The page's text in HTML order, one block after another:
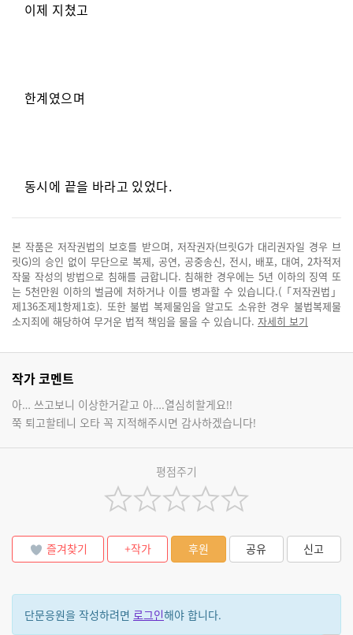
이제 지쳤고
한계였으며
동시에 끝을 바라고 있었다.
본 작품은 저작권법의 보호를 받으며, 저작권자(브릿G가 대리권자일 경우 브
릿G)의 승인 없이 무단으로 복제, 공연, 공중송신, 전시, 배포, 대여, 2차적저
작물 작성의 방법으로 침해를 금합니다. 침해한 경우에는 5년 이하의 징역 또
는 5천만원 이하의 벌금에 처하거나 이를 병과할 수 있습니다.(「저작권법」
제136조제1항제1호). 또한 불법 복제물임을 알고도 소유한 경우 불법복제물
소지죄에 해당하여 무거운 법적 책임을 물을 수 있습니다. 자세히 보기
작가 코멘트
아… 쓰고보니 이상한거같고 아….열심히할게요!!
쭉 퇴고할테니 오타 꼭 지적해주시면 감사하겠습니다!
평점주기
즐겨찾기 +작가 후원 공유 신고
단문응원을 작성하려면 로그인해야 합니다.